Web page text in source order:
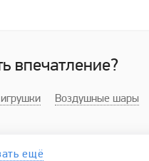
впечатление?
Воздушные шары
ещё